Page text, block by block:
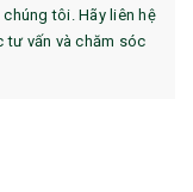
tôi. Hãy liên hệ
tư vấn và chăm sóc